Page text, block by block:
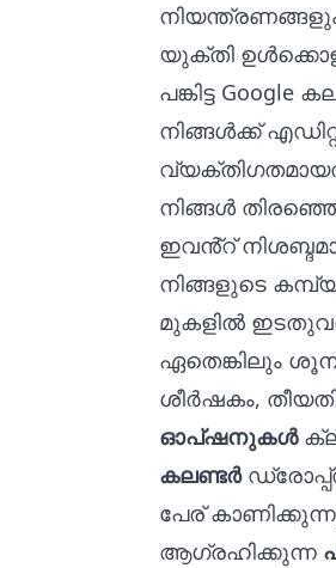
യുക്തി
പങ്കിട്ട
നിങ്ങൾക്ക്
നിങ്ങൾ
ഇവൻ്റ്
നിങ്ങളുടെ
മുകളിൽ
ഏതെങ്കിലും
ശീർഷകം,
ഓപ്ഷനുകൾ
കലണ്ടർ
പേര്
ആഗ്രഹിക്കുന്ന